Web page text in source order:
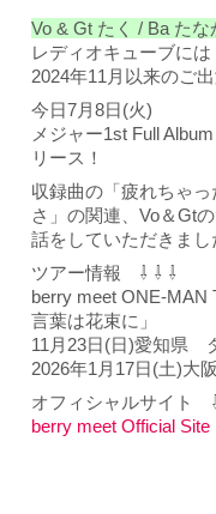
Vo & Gt たく / Ba た
レディオキューブには
2024年11月以来のご出
今日7月8日(火)
メジャー1st Full
リース！
収録曲の「疲れちゃ
さ」の関連、Vo＆Gt
話をしていただきまし
ツアー情報 ⇩ ⇩ ⇩
berry meet ONE-MAN
言葉は花束に」
11月23日(日)愛知県
2026年1月17日(土)
オフィシャルサイト
berry meet Official Site